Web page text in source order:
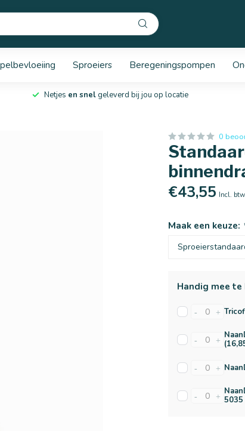
Sproeiers Beregeningspompen
Netjes en snelgeleverd bij jou op locatie
0
€43,55 Incl. btw
Maak een keuze:
Handig mee
- +
- +
- +
- + 5035